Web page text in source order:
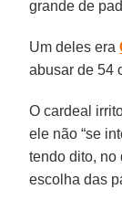
grande de
Um deles era
abusar de 54
O cardeal
ele não “se
tendo dito, no
escolha das